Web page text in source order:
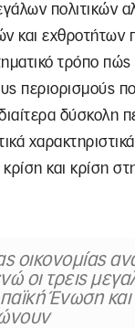
πολιτικών
και εχθροτήτων
τρόπο πώς
περιορισμούς
δύσκολη
και κρίση
οικονομίας
οι τρεις
Ένωση